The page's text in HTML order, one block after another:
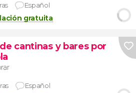
Español
gratuita
cantinas y bares por
Español